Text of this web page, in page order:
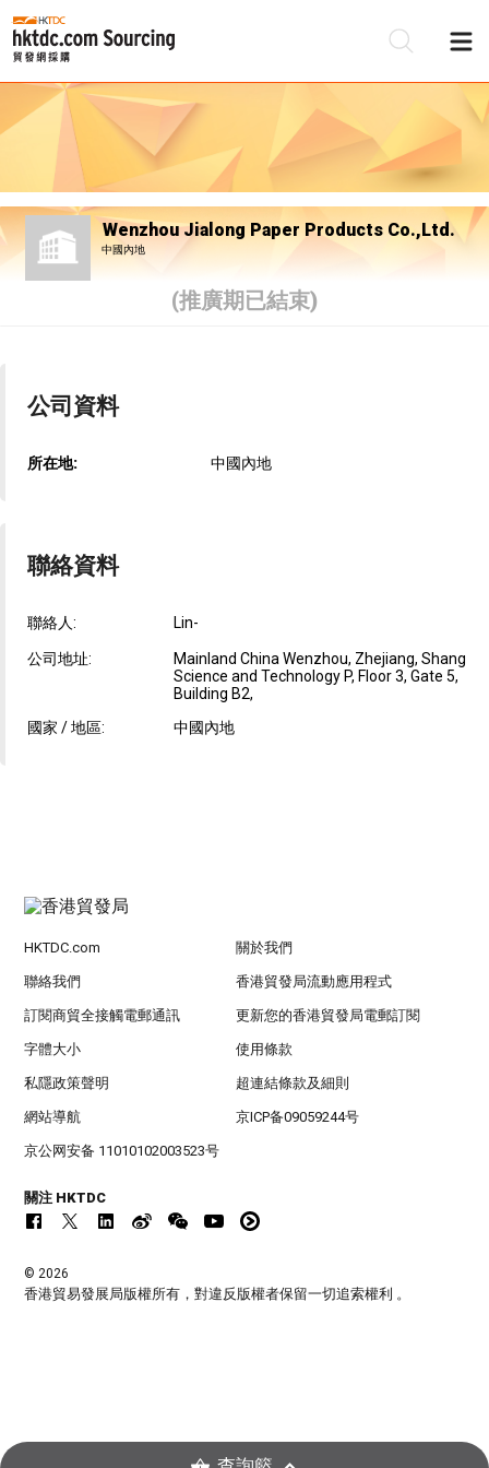
Wenzhou Jialong Paper Products Co.,Ltd.
中國內地
(推廣期已結束)
公司資料
所在地: 中國內地
聯絡資料
聯絡人: Lin-
公司地址:
Mainland China Wenzhou, Zhejiang, Shang
Science and Technology P, Floor 3, Gate 5,
Building B2,
國家 / 地區:
中國內地
HKTDC.com 關於我們
聯絡我們 香港貿發局流動應用程式
訂閱商貿全接觸電郵通訊 更新您的香港貿發局電郵訂閱
字體大小 使用條款
私隱政策聲明 超連結條款及細則
網站導航 京ICP备09059244号
京公网安备 11010102003523号
關注 HKTDC
© 2026
香港貿易發展局版權所有，對違反版權者保留一切追索權利 。